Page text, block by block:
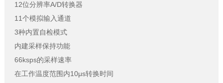
12位分辨率A/D转换器
11个模拟输入通道
3种内置自检模式
内建采样保持功能
66ksps的采样速率
在工作温度范围内10μs转换时间